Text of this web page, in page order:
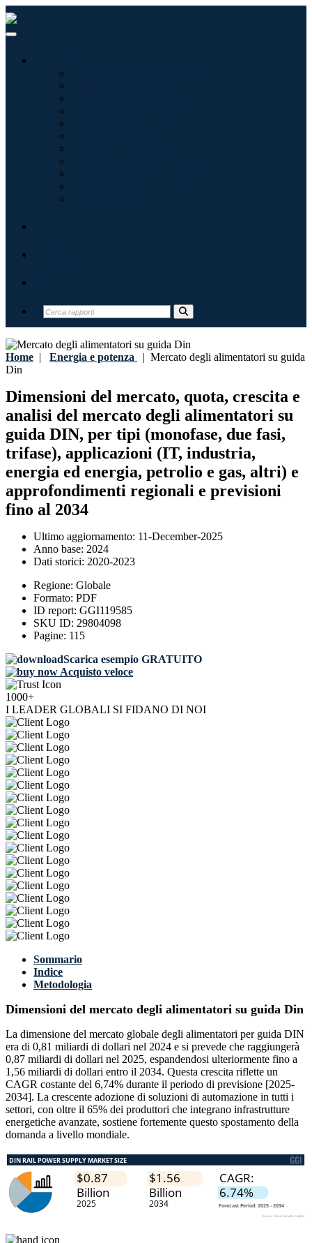
Home | Energia e potenza | Mercato degli alimentatori su guida
Din
Dimensioni del mercato, quota, crescita e
analisi del mercato degli alimentatori su
guida DIN, per tipi (monofase, due fasi,
trifase), applicazioni (IT, industria,
energia ed energia, petrolio e gas, altri) e
approfondimenti regionali e previsioni
fino al 2034
Ultimo aggiornamento: 11-December-2025
Anno base: 2024
Dati storici: 2020-2023
Regione: Globale
Formato: PDF
ID report: GGI119585
SKU ID: 29804098
Pagine: 115
Scarica esempio GRATUITO
Acquisto veloce
1000+
I LEADER GLOBALI SI FIDANO DI NOI
Sommario
Indice
Metodologia
Dimensioni del mercato degli alimentatori su guida Din
La dimensione del mercato globale degli alimentatori per guida DIN
era di 0,81 miliardi di dollari nel 2024 e si prevede che raggiungerà
0,87 miliardi di dollari nel 2025, espandendosi ulteriormente fino a
1,56 miliardi di dollari entro il 2034. Questa crescita riflette un
CAGR costante del 6,74% durante il periodo di previsione [2025-
2034]. La crescente adozione di soluzioni di automazione in tutti i
settori, con oltre il 65% dei produttori che integrano infrastrutture
energetiche avanzate, sostiene fortemente questo spostamento della
domanda a livello mondiale.